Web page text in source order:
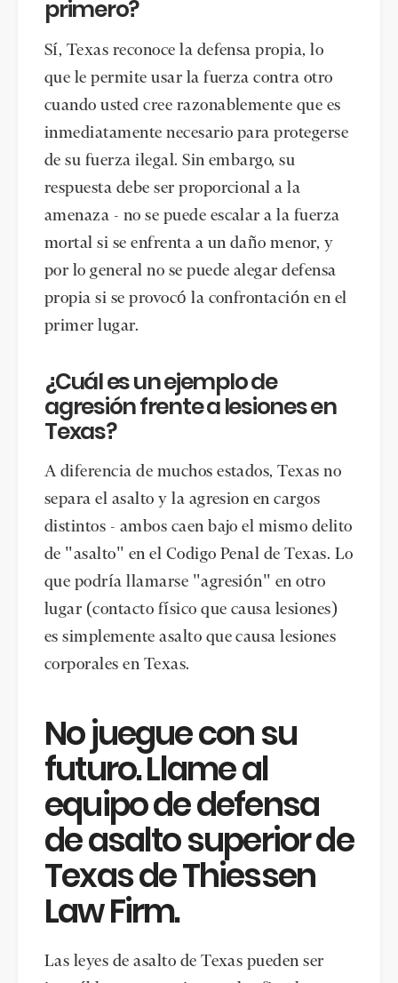
primero?
Sí, Texas reconoce la defensa propia, lo
que le permite usar la fuerza contra otro
cuando usted cree razonablemente que es
inmediatamente necesario para protegerse
de su fuerza ilegal. Sin embargo, su
respuesta debe ser proporcional a la
amenaza - no se puede escalar a la fuerza
mortal si se enfrenta a un daño menor, y
por lo general no se puede alegar defensa
propia si se provocó la confrontación en el
primer lugar.
¿Cuál es un ejemplo de
agresión frente a lesiones en
Texas?
A diferencia de muchos estados, Texas no
separa el asalto y la agresion en cargos
distintos - ambos caen bajo el mismo delito
de "asalto" en el Codigo Penal de Texas. Lo
que podría llamarse "agresión" en otro
lugar (contacto físico que causa lesiones)
es simplemente asalto que causa lesiones
corporales en Texas.
No juegue con su
futuro. Llame al
equipo de defensa
de asalto superior de
Texas de Thiessen
Law Firm.
Las leyes de asalto de Texas pueden ser